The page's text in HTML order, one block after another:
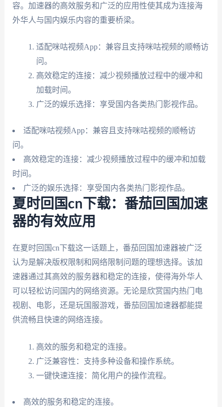
容。加速器的高效服务和广泛的应用性使其成为连接海
外华人与国内娱乐内容的重要桥梁。
适配咪咕视频App：兼容且支持咪咕视频的顺畅访
问。
高效稳定的连接：减少视频播放过程中的缓冲和
加载时间。
广泛的娱乐选择：享受国内各类热门影视作品。
适配咪咕视频App：兼容且支持咪咕视频的顺畅访
问。
高效稳定的连接：减少视频播放过程中的缓冲和加载
时间。
广泛的娱乐选择：享受国内各类热门影视作品。
夏时回国cn下载：番茄回国加速
器的有效应用
在夏时回国cn下载这一话题上，番茄回国加速器被广泛
认为是解决版权限制和网络限制问题的理想选择。该加
速器通过其高效的服务器和稳定的连接，使得海外华人
可以轻松访问国内的网络资源。无论是欣赏国内热门电
视剧、电影，还是玩国服游戏，番茄回国加速器都能提
供流畅且快速的网络连接。
高效的服务和稳定的连接。
广泛兼容性：支持多种设备和操作系统。
一键快速连接：简化用户的操作流程。
高效的服务和稳定的连接。